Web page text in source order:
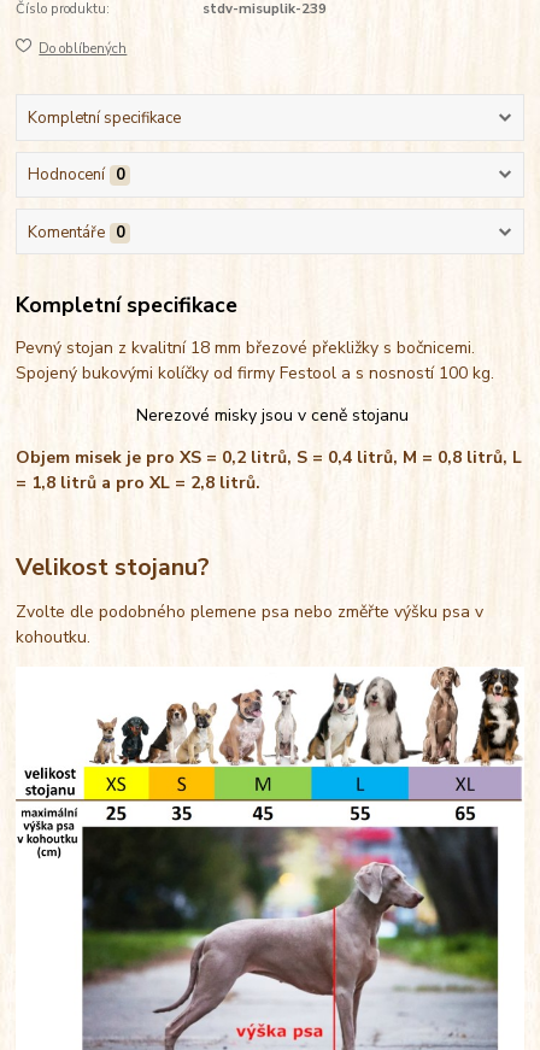
Číslo produktu: stdv-misuplik-239
Do oblíbených
Kompletní specifikace
Hodnocení 0
Komentáře 0
Kompletní specifikace
Pevný stojan z kvalitní 18 mm březové překližky s bočnicemi.
Spojený bukovými kolíčky od firmy Festool a s nosností 100 kg.
Nerezové misky jsou v ceně stojanu
Objem misek je pro XS = 0,2 litrů, S = 0,4 litrů, M = 0,8 litrů, L
= 1,8 litrů a pro XL = 2,8 litrů.
Velikost stojanu?
Zvolte dle podobného plemene psa nebo změřte výšku psa v
kohoutku.